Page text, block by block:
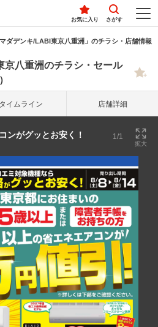
お気に入り さがす
マダデンキ/LABI東京八重洲」のチラシ・店舗情報
京八重洲のチラシ・セール
タイム ライン 店舗詳細
ンがグッとお安く！ 1/1
拡大